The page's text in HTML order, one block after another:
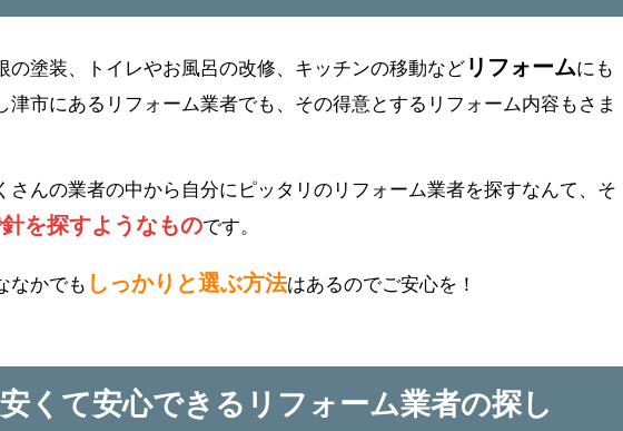
の塗装、トイレやお風呂の改修、キッチンの移動など リフォームにも
津市にあるリフォーム業者でも、その得意とするリフォーム内容もさま
さんの業者の中から自分にピッタリのリフォーム業者を探すなんて、そ
を探すようなものです。
なかでも しっかりと選ぶ方法はあるのでご安心を！
くて安心できるリフォーム業者の探し